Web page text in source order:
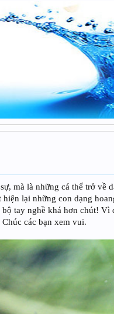
mà là những cá thể trở về
lại những con dạng
tay nghề khá hơn chút! Vì
các bạn xem vui.